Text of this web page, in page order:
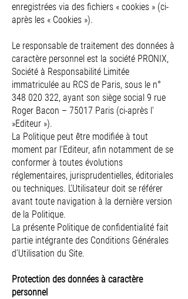
enregistrées via des fichiers « cookies » (ci-
après les « Cookies »).
Le responsable de traitement des données à
caractère personnel est la société PRONIX,
Société à Responsabilité Limitée
immatriculée au RCS de Paris, sous le n°
348 020 322, ayant son siège social 9 rue
Roger Bacon – 75017 Paris (ci-après l'
»Editeur »).
La Politique peut être modifiée à tout
moment par l’Editeur, afin notamment de se
conformer à toutes évolutions
réglementaires, jurisprudentielles, éditoriales
ou techniques. L’Utilisateur doit se référer
avant toute navigation à la dernière version
de la Politique.
La présente Politique de confidentialité fait
partie intégrante des Conditions Générales
d’Utilisation du Site.
Protection des données à caractère
personnel